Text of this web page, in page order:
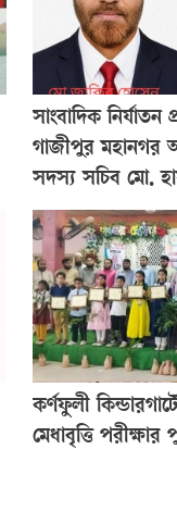
সাংবাদিক নির্যাতন
গাজীপুর মহানগর
সদস্য সচিব মো.
কর্ণফুলী
মেধাবৃত্তি